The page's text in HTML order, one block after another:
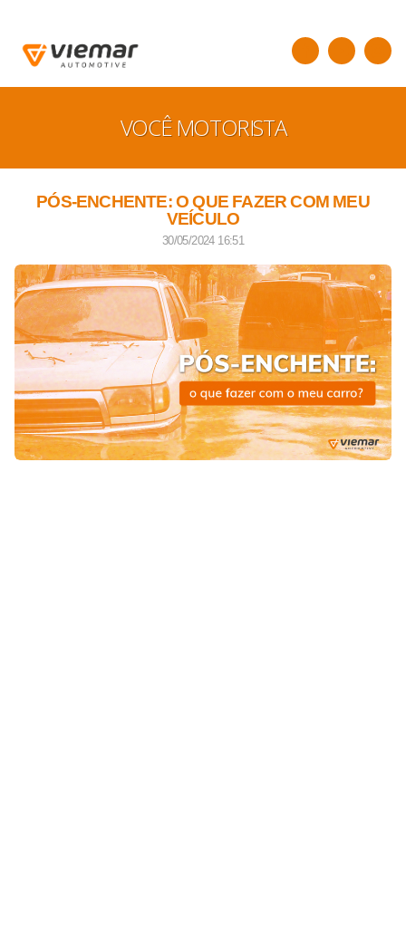
VOCÊ MOTORISTA
PÓS-ENCHENTE: O QUE FAZER COM MEU
VEÍCULO
30/05/2024 16:51